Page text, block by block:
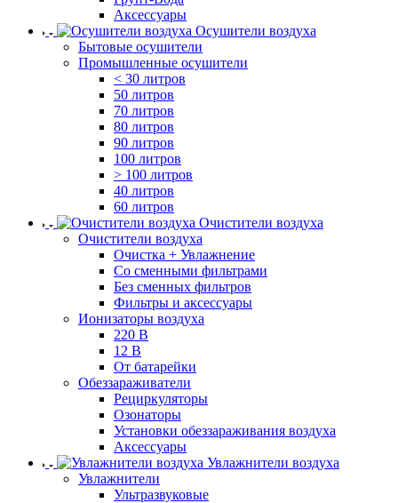
Аксессуары
Осушители воздуха
Бытовые осушители
Промышленные осушители
< 30 литров
50 литров
70 литров
80 литров
90 литров
100 литров
> 100 литров
40 литров
60 литров
Очистители воздуха
Очистители воздуха
Очистка + Увлажнение
Cо сменными фильтрами
Без сменных фильтров
Фильтры и аксессуары
Ионизаторы воздуха
220 В
12 В
От батарейки
Обеззараживатели
Рециркуляторы
Озонаторы
Установки обеззараживания воздуха
Аксессуары
Увлажнители воздуха
Увлажнители
Ультразвуковые